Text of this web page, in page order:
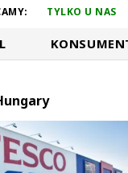
TYLKO U NAS